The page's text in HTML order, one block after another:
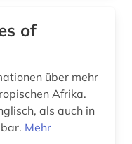
of
über mehr
Afrika.
als auch in
Mehr